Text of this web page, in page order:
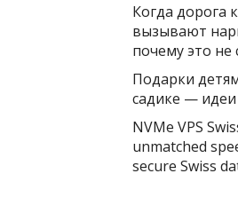
Когда дорога
вызывают
почему это не
Подарки
садике —
NVMe VPS
unmatched
secure Swiss